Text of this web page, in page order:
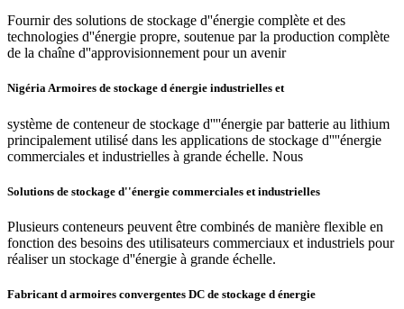
Fournir des solutions de stockage d''énergie complète et des
technologies d''énergie propre, soutenue par la production complète
de la chaîne d''approvisionnement pour un avenir
Nigéria Armoires de stockage d énergie industrielles et
système de conteneur de stockage d''''énergie par batterie au lithium
principalement utilisé dans les applications de stockage d''''énergie
commerciales et industrielles à grande échelle. Nous
Solutions de stockage d''énergie commerciales et industrielles
Plusieurs conteneurs peuvent être combinés de manière flexible en
fonction des besoins des utilisateurs commerciaux et industriels pour
réaliser un stockage d''énergie à grande échelle.
Fabricant d armoires convergentes DC de stockage d énergie